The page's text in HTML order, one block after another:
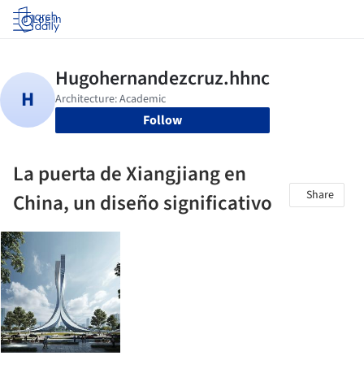
Log in
Follow
La puerta de Xiangjiang en
China, un diseño significativo
Share